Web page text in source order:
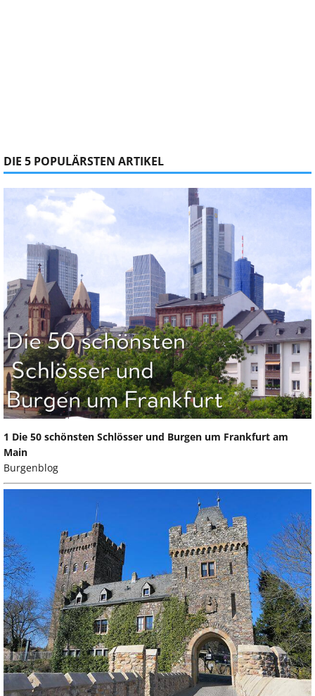
DIE 5 POPULÄRSTEN ARTIKEL
1 Die 50 schönsten Schlösser und Burgen um Frankfurt am
Main
Burgenblog